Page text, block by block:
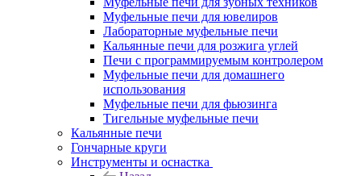
Муфельные печи для ювелиров
Лабораторные муфельные печи
Кальянные печи для розжига углей
Печи с программируемым контролером
Муфельные печи для домашнего
использования
Муфельные печи для фьюзинга
Тигельные муфельные печи
Кальянные печи
Гончарные круги
Инструменты и оснастка